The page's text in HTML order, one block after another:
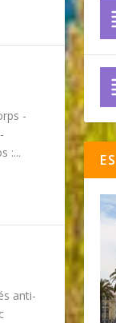
-
:...
anti-